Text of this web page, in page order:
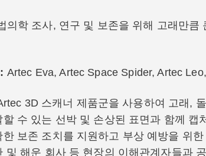
의학 조사, 연구 및 보존을 위해 고래만큼
Artec Eva, Artec Space Spider, Artec
3D 스캐너 제품군을 사용하여 고래,
할 수 있는 선박 및 손상된 표면과 함께 캡
한 보존 조치를 지원하고 부상 예방을 위
및 해운 회사 등 현장의 이해관계자들과